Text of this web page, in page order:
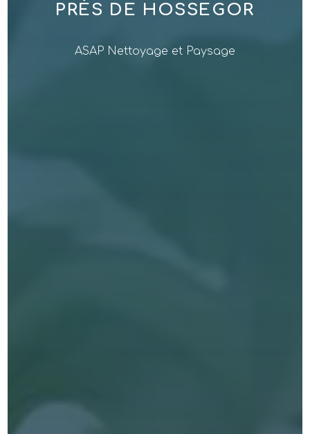
PRÈS DE HOSSEGOR
ASAP Nettoyage et Paysage